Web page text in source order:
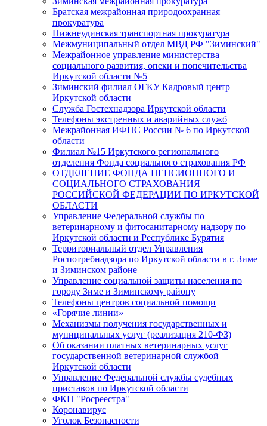
Братская межрайонная природоохранная
прокуратура
Нижнеудинская транспортная прокуратура
Межмуниципальный отдел МВД РФ "Зиминский"
Межрайонное управление министерства
социального развития, опеки и попечительства
Иркутской области №5
Зиминский филиал ОГКУ Кадровый центр
Иркутской области
Служба Гостехнадзора Иркутской области
Телефоны экстренных и аварийных служб
Межрайонная ИФНС России № 6 по Иркутской
области
Филиал №15 Иркутского регионального
отделения Фонда социального страхования РФ
ОТДЕЛЕНИЕ ФОНДА ПЕНСИОННОГО И
СОЦИАЛЬНОГО СТРАХОВАНИЯ
РОССИЙСКОЙ ФЕДЕРАЦИИ ПО ИРКУТСКОЙ
ОБЛАСТИ
Управление Федеральной службы по
ветеринарному и фитосанитарному надзору по
Иркутской области и Республике Бурятия
Территориальный отдел Управления
Роспотребнадзора по Иркутской области в г. Зиме
и Зиминском районе
Управление социальной защиты населения по
городу Зиме и Зиминскому району
Телефоны центров социальной помощи
«Горячие линии»
Механизмы получения государственных и
муниципальных услуг (реализация 210-ФЗ)
Об оказании платных ветеринарных услуг
государственной ветеринарной службой
Иркутской области
Управление Федеральной службы судебных
приставов по Иркутской области
ФКП "Росреестра"
Коронавирус
Уголок Безопасности